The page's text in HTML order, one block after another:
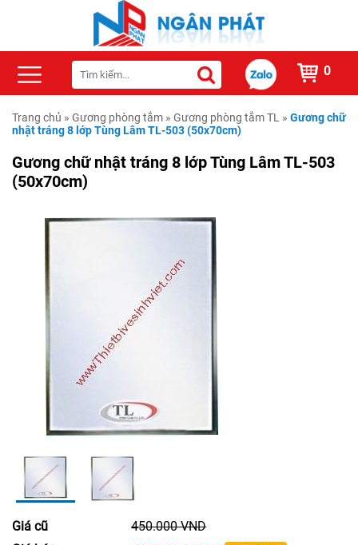
0
Trang chủ » Gương phòng tắm » Gương phòng tắm TL » Gương chữ
nhật tráng 8 lớp Tùng Lâm TL-503 (50x70cm)
Gương chữ nhật tráng 8 lớp Tùng Lâm TL-503
(50x70cm)
Giá cũ
450.000 VND